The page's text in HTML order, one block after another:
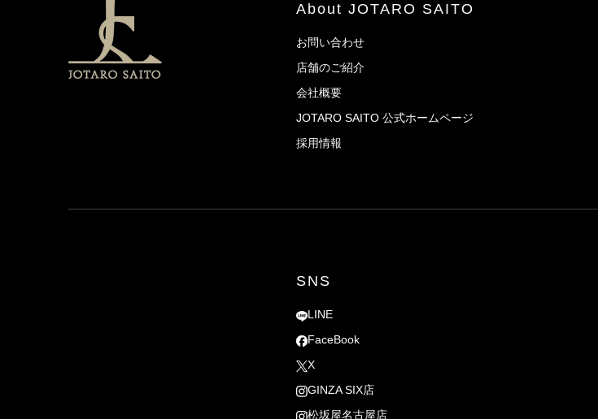
About JOTARO SAITO
お問い合わせ
店舗のご紹介
会社概要
JOTARO SAITO 公式ホームページ
採用情報
SNS
LINE
FaceBook
X
GINZA SIX店
松坂屋名古屋店